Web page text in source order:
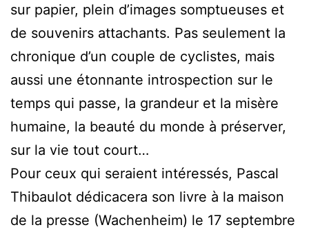
sur papier, plein d’images somptueuses et
de souvenirs attachants. Pas seulement la
chronique d’un couple de cyclistes, mais
aussi une étonnante introspection sur le
temps qui passe, la grandeur et la misère
humaine, la beauté du monde à préserver,
sur la vie tout court…
Pour ceux qui seraient intéressés, Pascal
Thibaulot dédicacera son livre à la maison
de la presse (Wachenheim) le 17 septembre